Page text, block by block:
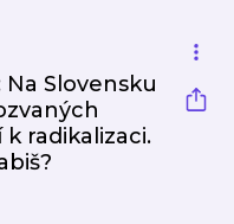
Na Slovensku
radikalizaci.